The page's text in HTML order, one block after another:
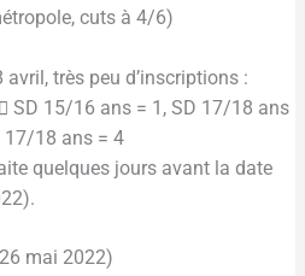
cuts à 4/6)
avril, très peu d’inscriptions :
SD 15/16 ans = 1, SD 17/18 ans
17/18 ans = 4
quelques jours avant la date
mai 2022)